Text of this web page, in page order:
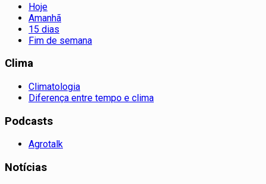
Hoje
Amanhã
15 dias
Fim de semana
Clima
Climatologia
Diferença entre tempo e clima
Podcasts
Agrotalk
Notícias